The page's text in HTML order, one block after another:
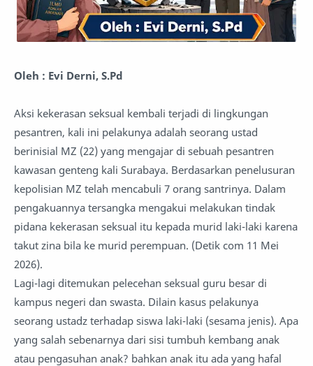
Oleh : Evi Derni, S.Pd
Aksi kekerasan seksual kembali terjadi di lingkungan
pesantren, kali ini pelakunya adalah seorang ustad
berinisial MZ (22) yang mengajar di sebuah pesantren
kawasan genteng kali Surabaya. Berdasarkan penelusuran
kepolisian MZ telah mencabuli 7 orang santrinya. Dalam
pengakuannya tersangka mengakui melakukan tindak
pidana kekerasan seksual itu kepada murid laki-laki karena
takut zina bila ke murid perempuan. (Detik com 11 Mei
2026).
Lagi-lagi ditemukan pelecehan seksual guru besar di
kampus negeri dan swasta. Dilain kasus pelakunya
seorang ustadz terhadap siswa laki-laki (sesama jenis). Apa
yang salah sebenarnya dari sisi tumbuh kembang anak
atau pengasuhan anak? bahkan anak itu ada yang hafal